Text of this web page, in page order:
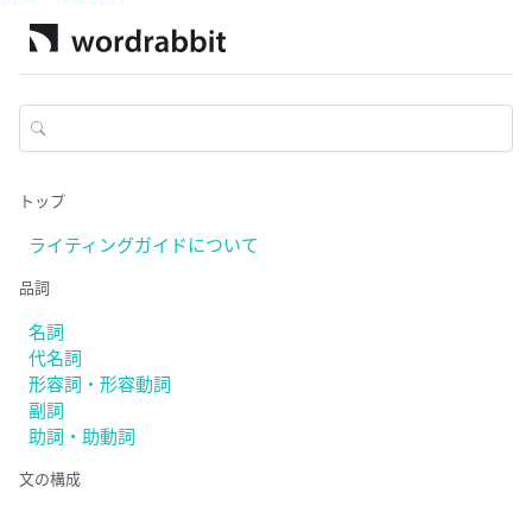
トップ
ライティングガイドについて
品詞
名詞
代名詞
形容詞・形容動詞
副詞
助詞・助動詞
文の構成